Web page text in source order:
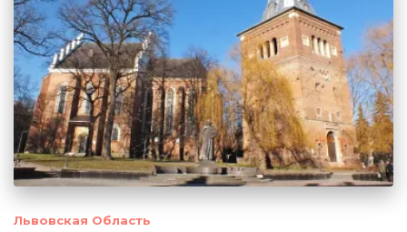
Львовская Область